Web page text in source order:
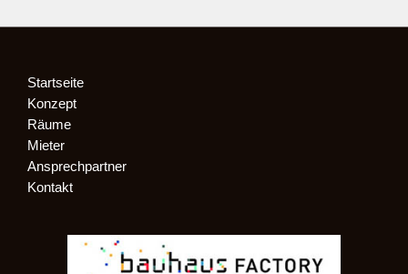
Startseite
Konzept
Räume
Mieter
Ansprechpartner
Kontakt